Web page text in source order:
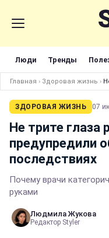
Люди Тренды
Главная › Здоровая жизнь ›
ЗДОРОВАЯ ЖИЗНЬ 07
Не трите глаза
предупредили
последствиях
Почему врачи
руками
Людмила Жукова
Редактор Styler